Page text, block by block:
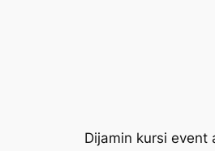
Dijamin kursi